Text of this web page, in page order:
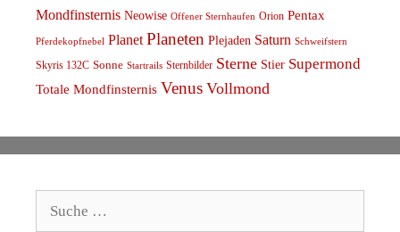
Mondfinsternis Neowise Offener Sternhaufen Orion Pentax
Pferdekopfnebel Planet Planeten Plejaden Saturn Schweifstern
Skyris 132C Sonne Startrails Sternbilder Sterne Stier Supermond
Totale Mondfinsternis Venus Vollmond